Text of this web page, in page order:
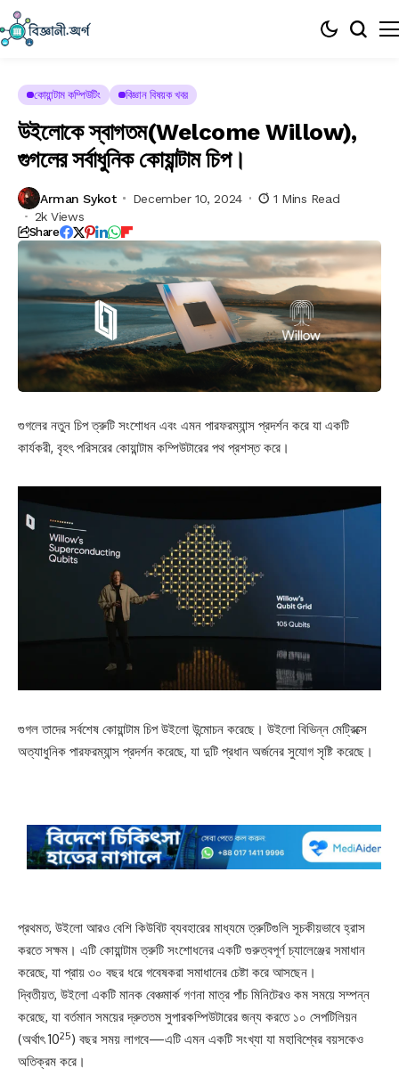
কোয়ান্টাম কম্পিউটিং বিজ্ঞান বিষয়ক খবর
উইলোকে স্বাগতম(Welcome Willow),
গুগলের সর্বাধুনিক কোয়ান্টাম চিপ।
Arman Sykot December 10, 2024
1 Mins Read
2k Views
Share
গুগলের নতুন চিপ ত্রুটি সংশোধন এবং এমন পারফরম্যান্স প্রদর্শন করে যা একটি
কার্যকরী, বৃহৎ পরিসরের কোয়ান্টাম কম্পিউটারের পথ প্রশস্ত করে।
গুগল তাদের সর্বশেষ কোয়ান্টাম চিপ উইলো উন্মোচন করেছে। উইলো বিভিন্ন মেট্রিক্সে
অত্যাধুনিক পারফরম্যান্স প্রদর্শন করেছে, যা দুটি প্রধান অর্জনের সুযোগ সৃষ্টি করেছে।
প্রথমত, উইলো আরও বেশি কিউবিট ব্যবহারের মাধ্যমে ত্রুটিগুলি সূচকীয়ভাবে হ্রাস
করতে সক্ষম। এটি কোয়ান্টাম ত্রুটি সংশোধনের একটি গুরুত্বপূর্ণ চ্যালেঞ্জের সমাধান
করেছে, যা প্রায় ৩০ বছর ধরে গবেষকরা সমাধানের চেষ্টা করে আসছেন।
দ্বিতীয়ত, উইলো একটি মানক বেঞ্চমার্ক গণনা মাত্র পাঁচ মিনিটেরও কম সময়ে সম্পন্ন
করেছে, যা বর্তমান সময়ের দ্রুততম সুপারকম্পিউটারের জন্য করতে ১০ সেপটিলিয়ন
(অর্থাৎ 1025) বছর সময় লাগবে—এটি এমন একটি সংখ্যা যা মহাবিশ্বের বয়সকেও
অতিক্রম করে।